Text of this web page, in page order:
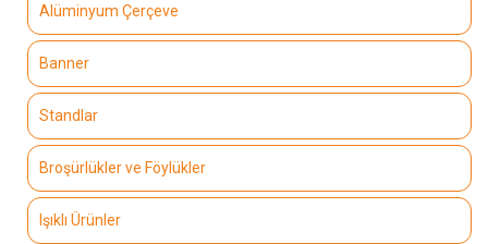
Alüminyum Çerçeve
Banner
Standlar
Broşürlükler ve Föylükler
Işıklı Ürünler